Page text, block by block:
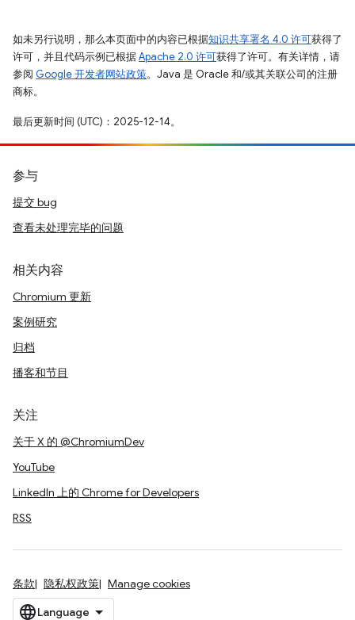
如未另行说明，那么本页面中的内容已根据知识共享署名 4.0 许可获得了
许可，并且代码示例已根据Apache 2.0 许可获得了许可。有关详情，请
参阅 Google 开发者网站政策。Java 是 Oracle 和/或其关联公司的注册
商标。
最后更新时间 (UTC)：2025-12-14。
参与
提交 bug
查看未处理完毕的问题
相关内容
Chromium 更新
案例研究
归档
播客和节目
关注
关于 X 的 @ChromiumDev
YouTube
LinkedIn 上的 Chrome for Developers
RSS
条款 隐私权政策 Manage cookies